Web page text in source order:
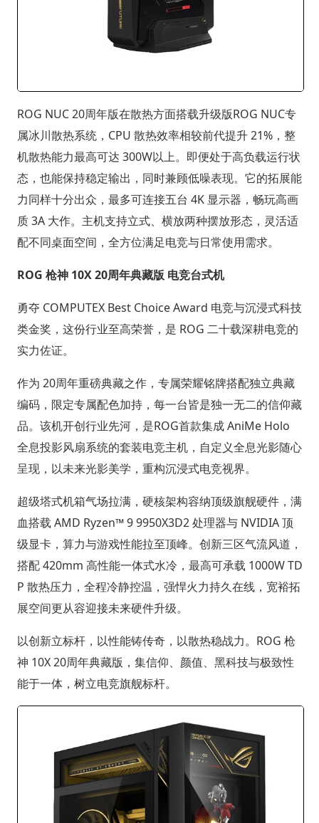
ROG NUC 20周年版在散热方面搭载升级版ROG NUC专
属冰川散热系统，CPU 散热效率相较前代提升 21%，整
机散热能力最高可达 300W以上。即便处于高负载运行状
态，也能保持稳定输出，同时兼顾低噪表现。它的拓展能
力同样十分出众，最多可连接五台 4K 显示器，畅玩高画
质 3A 大作。主机支持立式、横放两种摆放形态，灵活适
配不同桌面空间，全方位满足电竞与日常使用需求。
ROG 枪神 10X 20周年典藏版 电竞台式机
勇夺 COMPUTEX Best Choice Award 电竞与沉浸式科技
类金奖，这份行业至高荣誉，是 ROG 二十载深耕电竞的
实力佐证。
作为 20周年重磅典藏之作，专属荣耀铭牌搭配独立典藏
编码，限定专属配色加持，每一台皆是独一无二的信仰藏
品。该机开创行业先河，是ROG首款集成 AniMe Holo
全息投影风扇系统的套装电竞主机，自定义全息光影随心
呈现，以未来光影美学，重构沉浸式电竞视界。
超级塔式机箱气场拉满，硬核架构容纳顶级旗舰硬件，满
血搭载 AMD Ryzen™ 9 9950X3D2 处理器与 NVIDIA 顶
级显卡，算力与游戏性能拉至顶峰。创新三区气流风道，
搭配 420mm 高性能一体式水冷，最高可承载 1000W TD
P 散热压力，全程冷静控温，强悍火力持久在线，宽裕拓
展空间更从容迎接未来硬件升级。
以创新立标杆，以性能铸传奇，以散热稳战力。ROG 枪
神 10X 20周年典藏版，集信仰、颜值、黑科技与极致性
能于一体，树立电竞旗舰标杆。